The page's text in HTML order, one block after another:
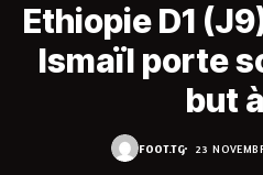
Ethiopie D1
Ismaïl porte
but
FOOT.TG 23